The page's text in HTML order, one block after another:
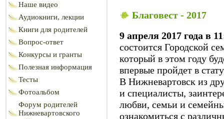
Наше видео
Аудиокниги, лекции
Книги для родителей
Вопрос-ответ
Конкурсы и гранты
Полезная информация
Тесты
Фотоальбом
Форум родителей
Нижневартовского
Благовест - 2017
9 апреля 2017 года в
состоится Городской
который в этом году
впервые пройдет в
В Нижневартовск из
и специалисты,
любви, семьи и
ознакомиться с